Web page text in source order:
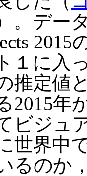
。デー
１に入
推定値
2015年
ビジュ
世界中
るのか